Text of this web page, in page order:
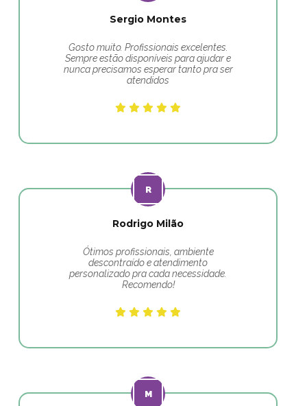
Sergio Montes
Gosto muito. Profissionais excelentes.
Sempre estão disponíveis para ajudar e
nunca precisamos esperar tanto pra ser
atendidos
Rodrigo Milão
Ótimos profissionais, ambiente
descontraído e atendimento
personalizado pra cada necessidade.
Recomendo!